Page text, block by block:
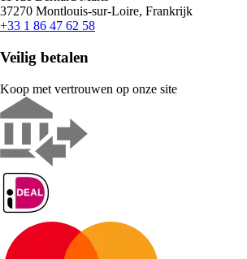
37270 Montlouis-sur-Loire, Frankrijk
+33 1 86 47 62 58
Veilig betalen
Koop met vertrouwen op onze site